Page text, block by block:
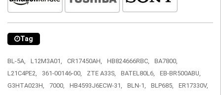
Tag
BL-5A, L12M3A01, CR17450AH, HB824666RBC,
BA7800,
L21C4PE2,
361-00146-00, ZTE A33S, BATEL80L6,
EB-BR500ABU,
G3HTA023H,
7000, HB4593J6ECW-31, BLN-1, BLP685,
ER17330V,